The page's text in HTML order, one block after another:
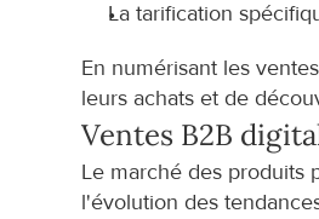
La tarification
En numérisant les
leurs achats et de
Ventes B2B
Le marché des produits
l'évolution des